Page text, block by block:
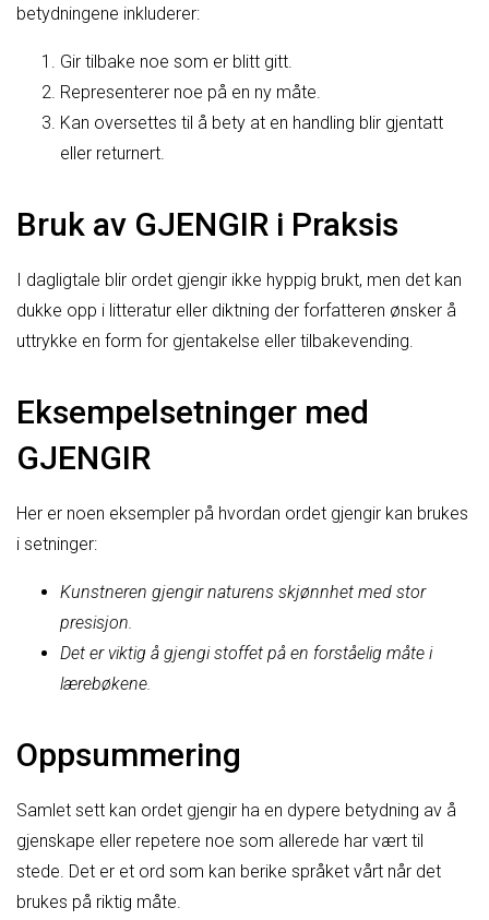
betydningene inkluderer:
Gir tilbake noe som er blitt gitt.
Representerer noe på en ny måte.
Kan oversettes til å bety at en handling blir gjentatt
eller returnert.
Bruk av GJENGIR i Praksis
I dagligtale blir ordet gjengir ikke hyppig brukt, men det kan
dukke opp i litteratur eller diktning der forfatteren ønsker å
uttrykke en form for gjentakelse eller tilbakevending.
Eksempelsetninger med
GJENGIR
Her er noen eksempler på hvordan ordet gjengir kan brukes
i setninger:
Kunstneren gjengir naturens skjønnhet med stor
presisjon.
Det er viktig å gjengi stoffet på en forståelig måte i
lærebøkene.
Oppsummering
Samlet sett kan ordet gjengir ha en dypere betydning av å
gjenskape eller repetere noe som allerede har vært til
stede. Det er et ord som kan berike språket vårt når det
brukes på riktig måte.